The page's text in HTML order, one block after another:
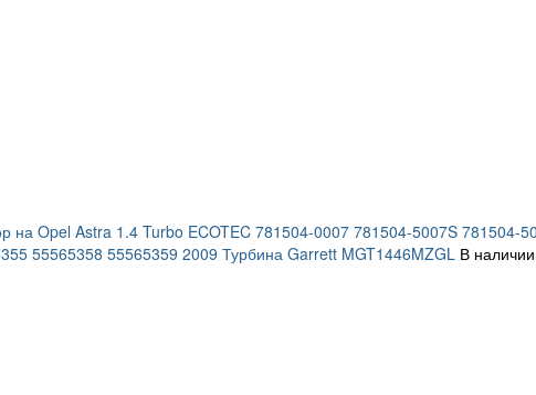
на Opel Astra 1.4 Turbo ECOTEC 781504-0007 781504-5007S 781504-
55565358 55565359 2009 Турбина Garrett MGT1446MZGL В